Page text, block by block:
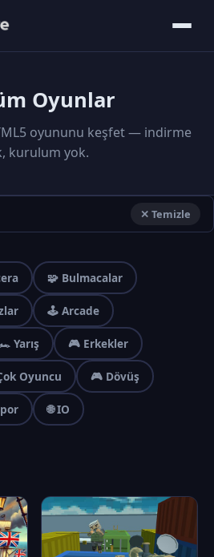
Oyunlar
oyununu keşfet — indirme
kurulum yok.
✕ Temizle
🧩 Bulmacalar
🕹️ Arcade
Yarış 🎮 Erkekler
Oyuncu 🎮 Dövüş
🌐 IO